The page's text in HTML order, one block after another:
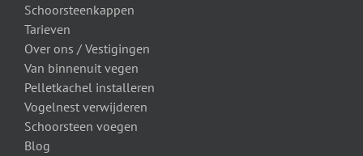
Schoorsteenkappen
Tarieven
Over ons / Vestigingen
Van binnenuit vegen
Pelletkachel installeren
Vogelnest verwijderen
Schoorsteen voegen
Blog